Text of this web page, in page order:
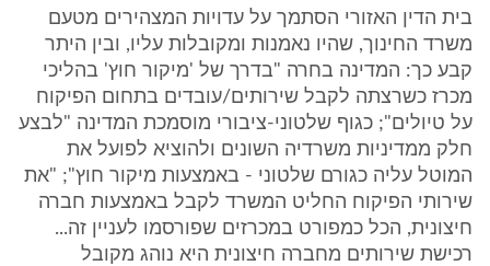
בית הדין האזורי הסתמך על עדויות המצהירים מטעם
משרד החינוך, שהיו נאמנות ומקובלות עליו, ובין היתר
קבע כך: המדינה בחרה "בדרך של 'מיקור חוץ' בהליכי
מכרז כשרצתה לקבל שירותים/עובדים בתחום הפיקוח
על טיולים"; כגוף שלטוני-ציבורי מוסמכת המדינה "לבצע
חלק ממדיניות משרדיה השונים ולהוציא לפועל את
המוטל עליה כגורם שלטוני - באמצעות מיקור חוץ"; "את
שירותי הפיקוח החליט המשרד לקבל באמצעות חברה
חיצונית, הכל כמפורט במכרזים שפורסמו לעניין זה...
רכישת שירותים מחברה חיצונית היא נוהג מקובל